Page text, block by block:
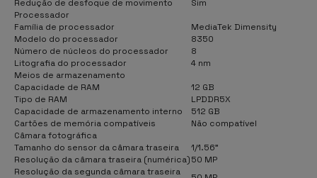
Redução de desfoque de movimento
Sim
Processador
Família de processador
MediaTek Dimensity
Modelo do processador
8350
Número de núcleos do processador
8
Litografia do processador
4 nm
Meios de armazenamento
Capacidade de RAM
12 GB
Tipo de RAM
LPDDR5X
Capacidade de armazenamento interno
512 GB
Cartões de memória compatíveis
Não compatível
Câmara fotográfica
Tamanho do sensor da câmara traseira
1/1.56"
Resolução da câmara traseira (numérica)50 MP
Resolução da segunda câmara traseira